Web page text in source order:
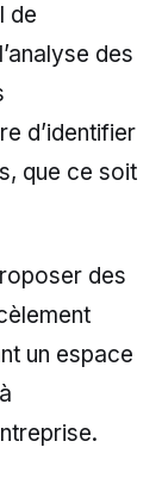
de
des
d’identifier
que ce soit
des
un espace